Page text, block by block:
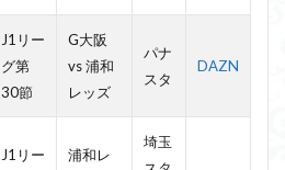
J1リー
グ第
30節
G大阪
vs 浦和
レッズ
パナ
スタ
DAZN
J1リー 浦和レ
埼玉